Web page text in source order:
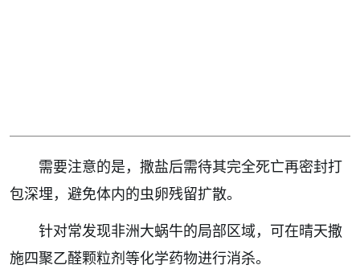
需要注意的是，撒盐后需待其完全死亡再密封打
包深埋，避免体内的虫卵残留扩散。
针对常发现非洲大蜗牛的局部区域，可在晴天撒
施四聚乙醛颗粒剂等化学药物进行消杀。